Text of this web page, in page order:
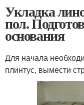
Укладка
пол.
основания
Для начала
плинтус, вымести